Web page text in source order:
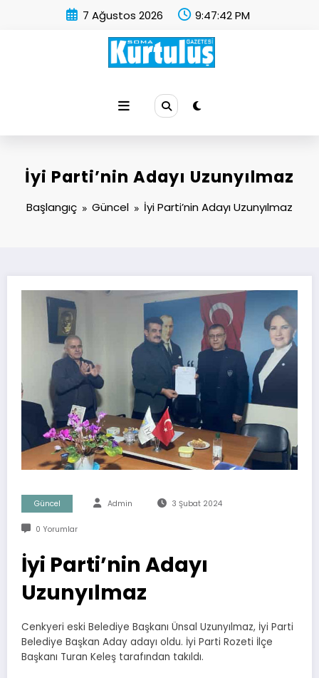
7 Ağustos 2026 9:47:43 PM
İyi Parti’nin Adayı Uzunyılmaz
Başlangıç Güncel İyi Parti’nin Adayı Uzunyılmaz
Güncel Admin 3 Şubat 2024
0 Yorumlar
İyi Parti’nin Adayı
Uzunyılmaz
Cenkyeri eski Belediye Başkanı Ünsal Uzunyılmaz, İyi Parti
Belediye Başkan Aday adayı oldu. İyi Parti Rozeti İlçe
Başkanı Turan Keleş tarafından takıldı.